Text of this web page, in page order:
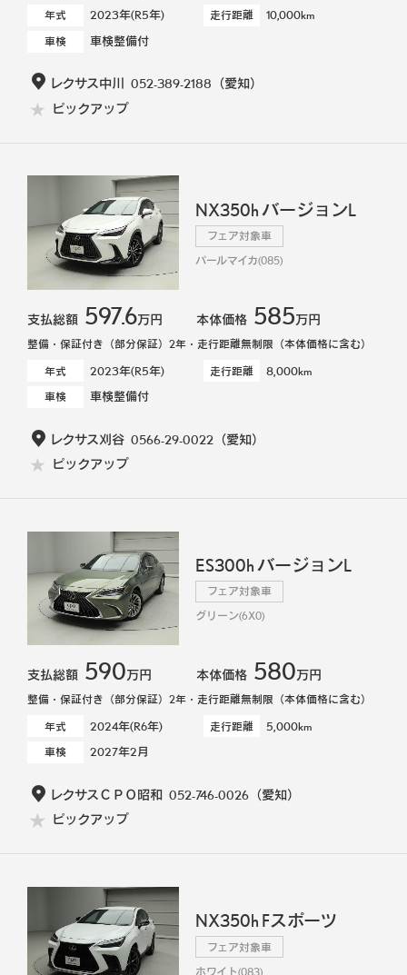
年式
2023年(R5年) 走行距離 10,000km
車検 車検整備付
レクサス中川 052-389-2188 （愛知）
ピックアップ
NX350h バージョンL
フェア対象車
パールマイカ(085)
支払総額 597.6万円 本体価格 585万円
整備・保証付き（部分保証）2年・走行距離無制限（本体価格に含む）
年式
2023年(R5年) 走行距離 8,000km
車検 車検整備付
レクサス刈谷 0566-29-0022 （愛知）
ピックアップ
ES300h バージョンL
フェア対象車
グリーン(6X0)
支払総額 590万円 本体価格 580万円
整備・保証付き（部分保証）2年・走行距離無制限（本体価格に含む）
年式
2024年(R6年) 走行距離 5,000km
車検 2027年2月
レクサスＣＰＯ昭和 052-746-0026（愛知）
ピックアップ
NX350h Fスポーツ
フェア対象車
ホワイト(083)